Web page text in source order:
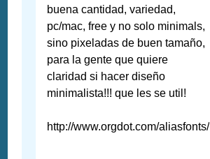
buena cantidad, variedad,
pc/mac, free y no solo minimals,
sino pixeladas de buen tamaño,
para la gente que quiere
claridad si hacer diseño
minimalista!!! que les se util!
http://www.orgdot.com/aliasfonts/